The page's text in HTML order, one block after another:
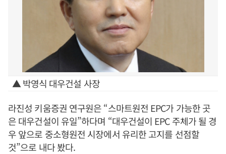
▲ 박영식 대우건설 사장
라진성 키움증권 연구원은 “스마트원전 EPC가 가능한 곳
은 대우건설이 유일”하다며 “대우건설이 EPC 주체가 될 경
우 앞으로 중소형원전 시장에서 유리한 고지를 선점할
것”으로 내다 봤다.